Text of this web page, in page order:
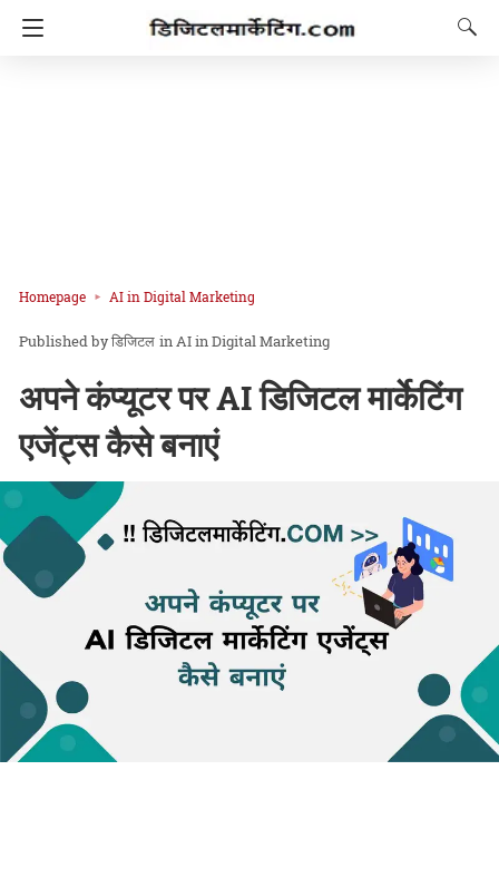
Homepage AI in Digital Marketing
डिजिटल inAI in Digital Marketing
अपने कंप्यूटर पर AI डिजिटल मार्केटिंग
एजेंट्स कैसे बनाएं